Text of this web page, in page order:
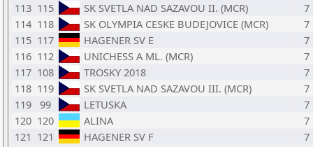
113 115 SK SVETLA NAD SAZAVOU II. (MCR)
7
114 118 SK OLYMPIA CESKE BUDEJOVICE (MCR)
7
115 117 HAGENER SV E
7
116 112 UNICHESS A ML. (MCR)
7
117 108 TROSKY 2018
7
118 119 SK SVETLA NAD SAZAVOU III. (MCR)
7
119
99 LETUSKA
7
120 120 ALINA
7
121 121 HAGENER SV F 7